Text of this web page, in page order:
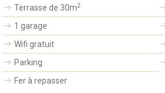
Terrasse de 30m2
1 garage
Wifi gratuit
Parking
Fer à repasser